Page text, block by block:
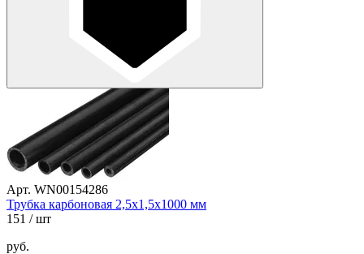
Арт. WN00154286
Трубка карбоновая 2,5х1,5х1000 мм
151 / шт
руб.